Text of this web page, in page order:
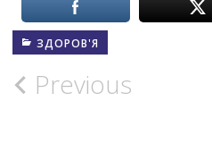
ЗДОРОВ'Я
Post
Previous